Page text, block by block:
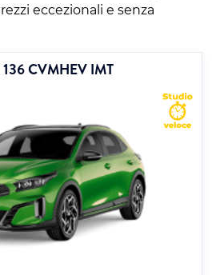
eccezionali e senza
CVMHEV IMT